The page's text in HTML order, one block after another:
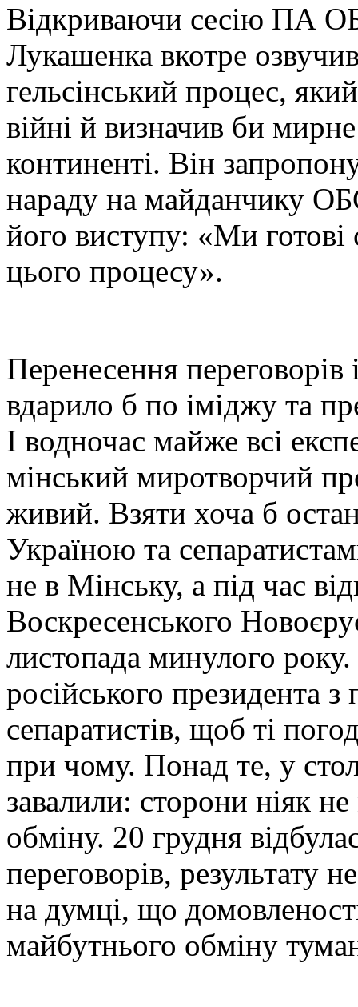
Відкриваючи сесію ПА
Лукашенка вкотре
гельсінський процес,
війні й визначив би
континенті. Він
нараду на майданчику
його виступу: «Ми
цього процесу».
Перенесення
вдарило б по іміджу та
І водночас майже всі
мінський миротворчий
живий. Взяти хоча б
Україною та
не в Мінську, а під час
Воскресенського
листопада минулого
російського президента
сепаратистів, щоб ті
при чому. Понад те, у
завалили: сторони ніяк
обміну. 20 грудня
переговорів, результату
на думці, що
майбутнього обміну